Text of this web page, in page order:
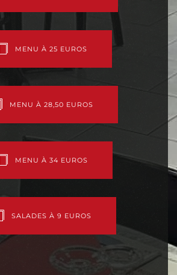
MENU À 25 EUROS
MENU À 28,50 EUROS
MENU À 34 EUROS
SALADES À 9 EUROS